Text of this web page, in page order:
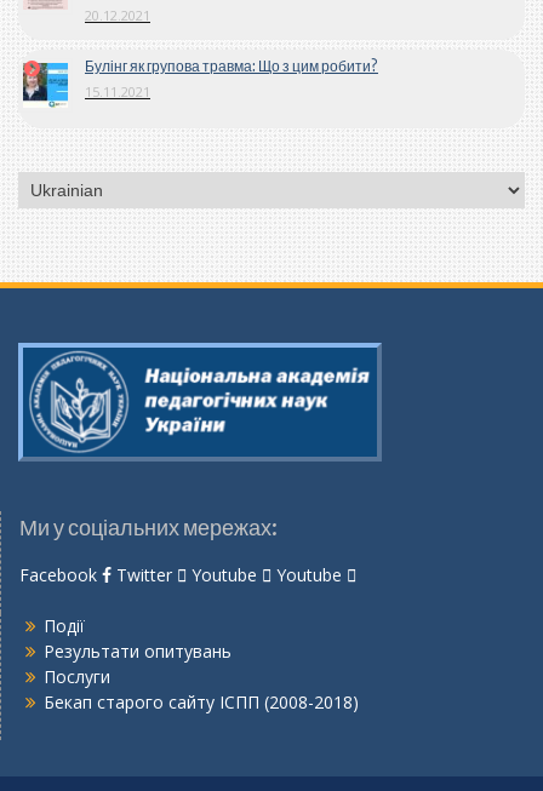
20.12.2021
Булінг як групова травма: Що з цим робити?
15.11.2021
Вибрати
мову
Ми у соціальних мережах:
Facebook Twitter Youtube Youtube
Події
Результати опитувань
Послуги
Бекап старого сайту ІСПП (2008-2018)